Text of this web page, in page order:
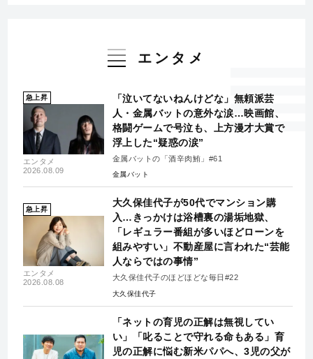
エンタメ
急上昇
エンタメ
2026.08.09
「泣いてないねんけどな」無頼派芸
人・金属バットの意外な涙…映画館、
格闘ゲームで号泣も、上方漫才大賞で
浮上した“疑惑の涙”
金属バットの「酒辛肉鮪」#61
金属バット
急上昇
エンタメ
2026.08.08
大久保佳代子が50代でマンション購
入…きっかけは浴槽裏の湯垢地獄、
「レギュラー番組が多いほどローンを
組みやすい」不動産屋に言われた“芸能
人ならではの事情”
大久保佳代子のほどほどな毎日#22
大久保佳代子
「ネットの育児の正解は無視してい
い」「叱ることで守れる命もある」育
児の正解に悩む新米パパへ、3児の父が